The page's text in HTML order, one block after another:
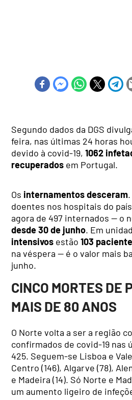
Segundo dados da DGS
feira, nas últimas 24 horas
devido à covid-19,1062
recuperados em Portugal.
Os internamentos desceram
doentes nos hospitais do
agora de 497 internados — o
desde 30 de junho. Em
intensivos estão103
na véspera — é o valor mais
junho.
CINCO MORTES DE
MAIS DE 80 ANOS
O Norte volta a ser a região
confirmados de covid-19 nas
425. Seguem-se Lisboa e
Centro (146), Algarve (78),
e Madeira (14). Só Norte e
um aumento ligeiro de